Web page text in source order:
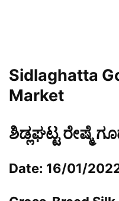
Sidlaghatta
Market
ಶಿಡ್ಲಘಟ್ಟ ರೇಷ್ಮೆ
Date: 16/01/